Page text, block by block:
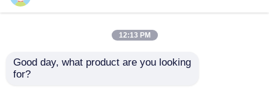
Adreserbare IC
Screen Full Color LED
voor decoratie
12:13 PM
Good day, what product are you looking
for?